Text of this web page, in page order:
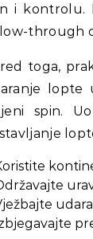
i kontrolu.
through
toga,
lopte
spin.